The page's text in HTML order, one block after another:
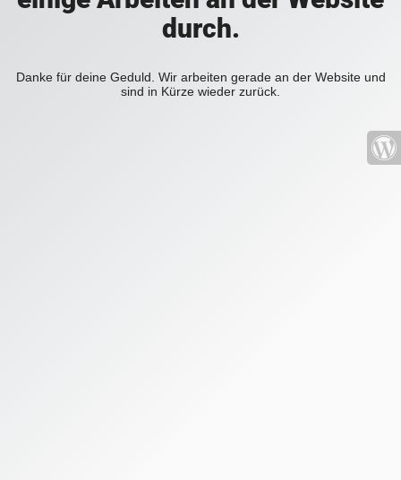
durch.
Danke für deine Geduld. Wir arbeiten gerade an der Website und
sind in Kürze wieder zurück.